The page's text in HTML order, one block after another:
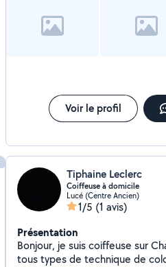
Voir le profil
Tiphaine Leclerc
Coiffeuse à domicile
Lucé (Centre Ancien)
1/5 (1 avis)
Présentation
Bonjour, je suis coiffeuse sur
tous types de technique de